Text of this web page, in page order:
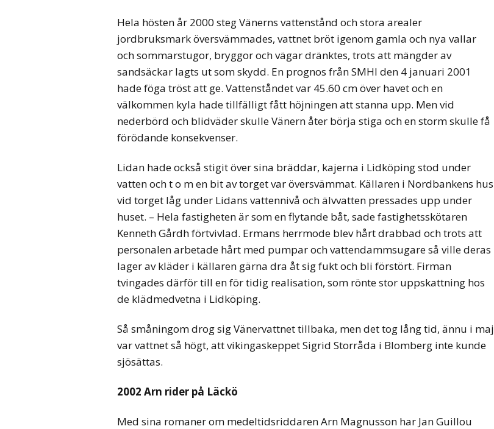
Hela hösten år 2000 steg Vänerns vattenstånd och stora arealer
jordbruksmark översvämmades, vattnet bröt igenom gamla och nya vallar
och sommarstugor, bryggor och vägar dränktes, trots att mängder av
sandsäckar lagts ut som skydd. En prognos från SMHI den 4 januari 2001
hade föga tröst att ge. Vattenståndet var 45.60 cm över havet och en
välkommen kyla hade tillfälligt fått höjningen att stanna upp. Men vid
nederbörd och blidväder skulle Vänern åter börja stiga och en storm skulle få
förödande konsekvenser.
Lidan hade också stigit över sina bräddar, kajerna i Lidköping stod under
vatten och t o m en bit av torget var översvämmat. Källaren i Nordbankens hus
vid torget låg under Lidans vattennivå och älvvatten pressades upp under
huset. – Hela fastigheten är som en flytande båt, sade fastighetsskötaren
Kenneth Gårdh förtvivlad. Ermans herrmode blev hårt drabbad och trots att
personalen arbetade hårt med pumpar och vattendammsugare så ville deras
lager av kläder i källaren gärna dra åt sig fukt och bli förstört. Firman
tvingades därför till en för tidig realisation, som rönte stor uppskattning hos
de klädmedvetna i Lidköping.
Så småningom drog sig Vänervattnet tillbaka, men det tog lång tid, ännu i maj
var vattnet så högt, att vikingaskeppet Sigrid Storråda i Blomberg inte kunde
sjösättas.
2002 Arn rider på Läckö
Med sina romaner om medeltidsriddaren Arn Magnusson har Jan Guillou